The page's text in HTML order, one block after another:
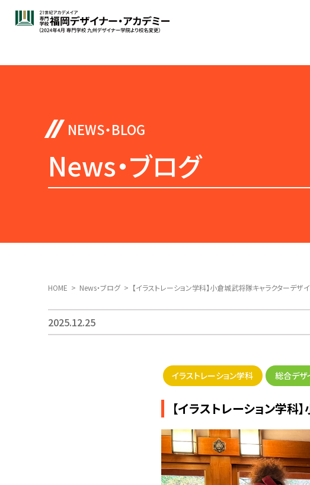
News・ブログ
HOME News・ブログ 【イラストレーション学科】小倉城武将隊キャラクターデザ
2025.12.25
イラストレーション学科 総合デザ
【イラストレーション学科